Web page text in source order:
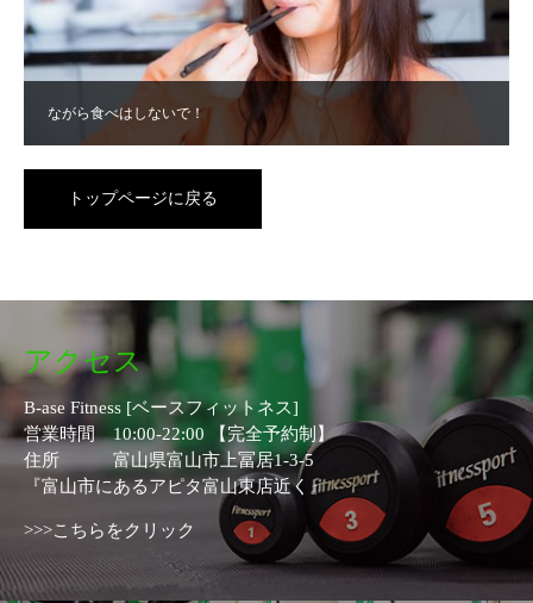
ながら食べはしないで！
トップページに戻る
アクセス
B-ase Fitness [ベースフィットネス]
営業時間 10:00-22:00 【完全予約制】
住所 富山県富山市上冨居1-3-5
『富山市にあるアピタ富山東店近く』
>>>こちらをクリック